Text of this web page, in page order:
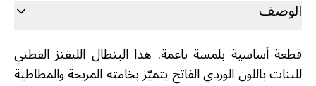
الوصف
قطعة أساسية بلمسة ناعمة. هذا البنطال الليقنز القطني
للبنات باللون الوردي الفاتح يتميّز بخامته المريحة والمطاطية